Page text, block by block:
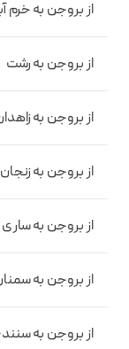
از بروجن به خرم
از بروجن به رشت
از بروجن به
از بروجن به زنجان
از بروجن به ساری
از بروجن به
از بروجن به